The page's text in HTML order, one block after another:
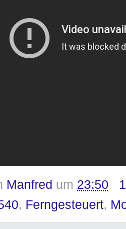
Manfred um 23:50
, Ferngesteuert,